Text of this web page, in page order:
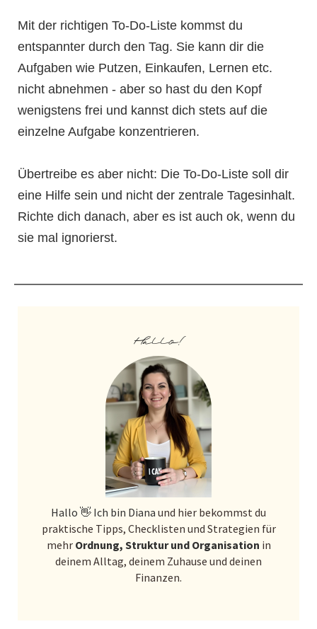
Mit der richtigen To-Do-Liste kommst du
entspannter durch den Tag. Sie kann dir die
Aufgaben wie Putzen, Einkaufen, Lernen etc.
nicht abnehmen - aber so hast du den Kopf
wenigstens frei und kannst dich stets auf die
einzelne Aufgabe konzentrieren.
Übertreibe es aber nicht: Die To-Do-Liste soll dir
eine Hilfe sein und nicht der zentrale Tagesinhalt.
Richte dich danach, aber es ist auch ok, wenn du
sie mal ignorierst.
Hallo!
Hallo 👋 Ich bin Diana und hier bekommst du
praktische Tipps, Checklisten und Strategien für
mehr Ordnung, Struktur und Organisation in
deinem Alltag, deinem Zuhause und deinen
Finanzen.